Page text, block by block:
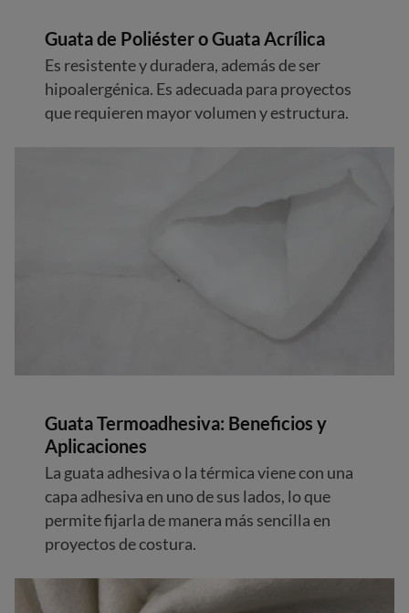
Guata de Poliéster oGuata Acrílica
Es resistente y duradera, además de ser
hipoalergénica. Es adecuada para proyectos
que requieren mayor volumen y estructura.
Guata Termoadhesiva: Beneficios y
Aplicaciones
La guata adhesiva o la térmica viene con una
capa adhesiva en uno de sus lados, lo que
permite fijarla de manera más sencilla en
proyectos de costura.